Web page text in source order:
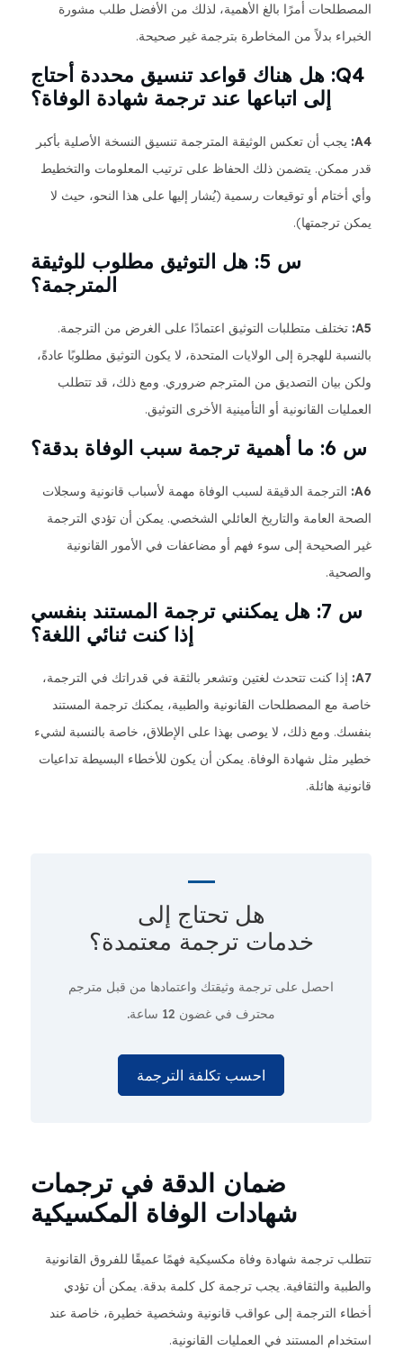
المصطلحات أمرًا بالغ الأهمية، لذلك من الأفضل طلب مشورة
الخبراء بدلاً من المخاطرة بترجمة غير صحيحة.
Q4: هل هناك قواعد تنسيق محددة أحتاج
إلى اتباعها عند ترجمة شهادة الوفاة؟
A4: يجب أن تعكس الوثيقة المترجمة تنسيق النسخة الأصلية بأكبر
قدر ممكن. يتضمن ذلك الحفاظ على ترتيب المعلومات والتخطيط
وأي أختام أو توقيعات رسمية (يُشار إليها على هذا النحو، حيث لا
يمكن ترجمتها).
س 5: هل التوثيق مطلوب للوثيقة
المترجمة؟
A5: تختلف متطلبات التوثيق اعتمادًا على الغرض من الترجمة.
بالنسبة للهجرة إلى الولايات المتحدة، لا يكون التوثيق مطلوبًا عادةً،
ولكن بيان التصديق من المترجم ضروري. ومع ذلك، قد تتطلب
العمليات القانونية أو التأمينية الأخرى التوثيق.
س 6: ما أهمية ترجمة سبب الوفاة بدقة؟
A6: الترجمة الدقيقة لسبب الوفاة مهمة لأسباب قانونية وسجلات
الصحة العامة والتاريخ العائلي الشخصي. يمكن أن تؤدي الترجمة
غير الصحيحة إلى سوء فهم أو مضاعفات في الأمور القانونية
والصحية.
س 7: هل يمكنني ترجمة المستند بنفسي
إذا كنت ثنائي اللغة؟
A7: إذا كنت تتحدث لغتين وتشعر بالثقة في قدراتك في الترجمة،
خاصة مع المصطلحات القانونية والطبية، يمكنك ترجمة المستند
بنفسك. ومع ذلك، لا يوصى بهذا على الإطلاق، خاصة بالنسبة لشيء
خطير مثل شهادة الوفاة. يمكن أن يكون للأخطاء البسيطة تداعيات
قانونية هائلة.
هل تحتاج إلى
خدمات ترجمة معتمدة؟
احصل على ترجمة وثيقتك واعتمادها من قبل مترجم
محترف في غضون 12 ساعة.
احسب تكلفة الترجمة
ضمان الدقة في ترجمات
شهادات الوفاة المكسيكية
تتطلب ترجمة شهادة وفاة مكسيكية فهمًا عميقًا للفروق القانونية
والطبية والثقافية. يجب ترجمة كل كلمة بدقة. يمكن أن تؤدي
أخطاء الترجمة إلى عواقب قانونية وشخصية خطيرة، خاصة عند
استخدام المستند في العمليات القانونية.